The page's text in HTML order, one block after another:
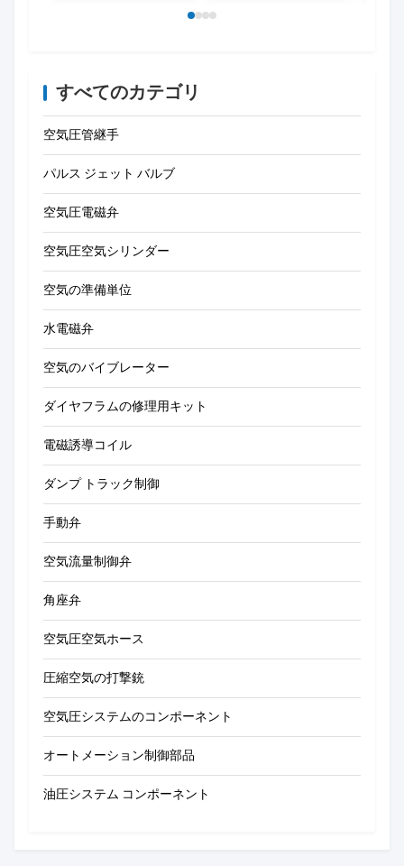
すべてのカテゴリ
空気圧管継手
パルス ジェット バルブ
空気圧電磁弁
空気圧空気シリンダー
空気の準備単位
水電磁弁
空気のバイブレーター
ダイヤフラムの修理用キット
電磁誘導コイル
ダンプ トラック制御
手動弁
空気流量制御弁
角座弁
空気圧空気ホース
圧縮空気の打撃銃
空気圧システムのコンポーネント
オートメーション制御部品
油圧システム コンポーネント